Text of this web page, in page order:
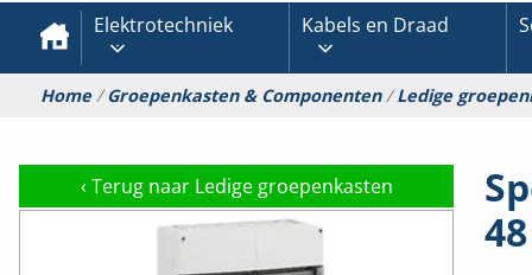
Elektrotechniek Kabels en Draad
Home/Groepenkasten & Componenten/Ledige
‹ Terug naar Ledige groepenkasten